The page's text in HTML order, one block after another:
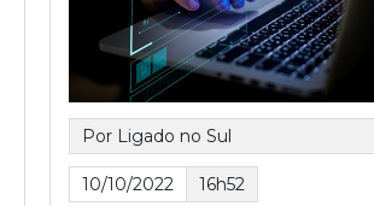
Por Ligado no Sul
10/10/2022 16h52